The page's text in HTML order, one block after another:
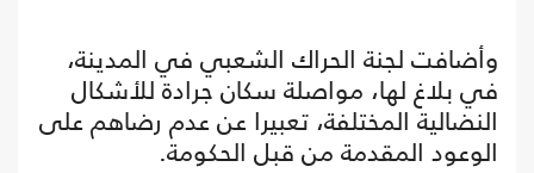
وأضافت لجنة الحراك الشعبي في المدينة،
في بلاغ لها، مواصلة سكان جرادة للأشكال
النضالية المختلفة، تعبيرا عن عدم رضاهم على
الوعود المقدمة من قبل الحكومة.